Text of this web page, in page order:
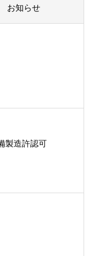
お知らせ
製造許認可